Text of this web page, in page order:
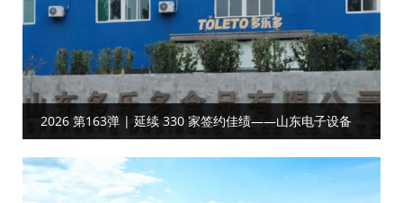
2026 第163弹 | 延续 330 家签约佳绩——山东电子设备
客户携手共启工厂目视化合作